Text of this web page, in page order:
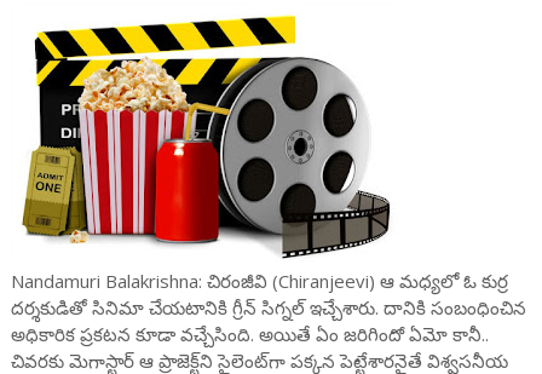
Nandamuri Balakrishna: చిరంజీవి (Chiranjeevi) ఆ మధ్యలో ఓ కుర్ర
దర్శకుడితో సినిమా చేయటానికి గ్రీన్ సిగ్నల్ ఇచ్చేశారు. దానికి సంబంధించిన
అధికారిక ప్రకటన కూడా వచ్చేసింది. అయితే ఏం జరిగిందో ఏమో కానీ..
చివరకు మెగాస్టార్ ఆ ప్రాజెక్ట్‌ని సైలెంట్‌గా పక్కన పెట్టేశారనైతే విశ్వసనీయ